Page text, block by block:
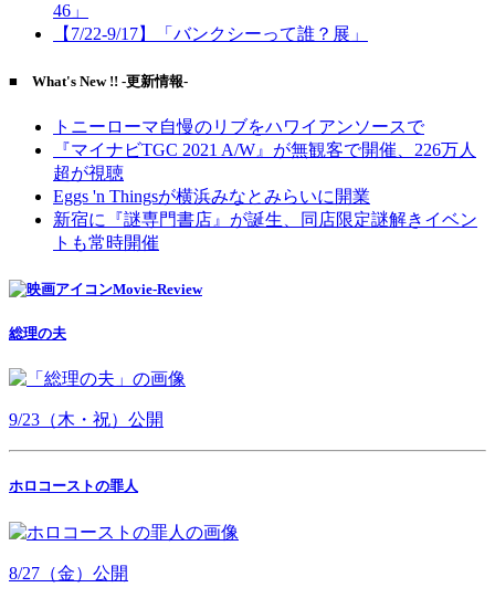
46」
【7/22-9/17】「バンクシーって誰？展」
■ What's New !! -更新情報-
トニーローマ自慢のリブをハワイアンソースで
『マイナビTGC 2021 A/W』が無観客で開催、226万人
超が視聴
Eggs 'n Thingsが横浜みなとみらいに開業
新宿に『謎専門書店』が誕生、同店限定謎解きイベン
トも常時開催
Movie-Review
総理の夫
9/23（木・祝）公開
ホロコーストの罪人
8/27（金）公開